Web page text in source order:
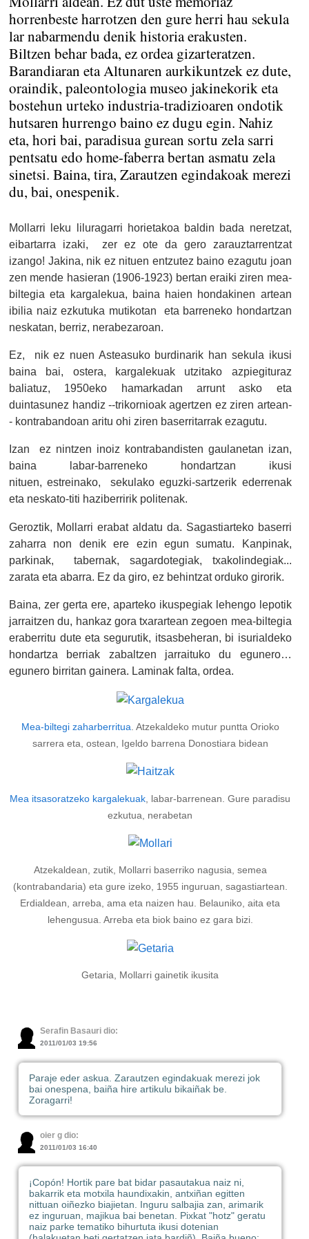
horrenbeste harrotzen den gure herri hau sekula
lar nabarmendu denik historia erakusten.
Biltzen behar bada, ez ordea gizarteratzen.
Barandiaran eta Altunaren aurkikuntzek ez dute,
oraindik, paleontologia museo jakinekorik eta
bostehun urteko industria-tradizioaren ondotik
hutsaren hurrengo baino ez dugu egin. Nahiz
eta, hori bai, paradisua gurean sortu zela sarri
pentsatu edo home-faberra bertan asmatu zela
sinetsi. Baina, tira, Zarautzen egindakoak merezi
du, bai, onespenik.
Mollarri leku liluragarri horietakoa baldin bada neretzat,
eibartarra izaki, zer ez ote da gero zarauztarrentzat
izango! Jakina, nik ez nituen entzutez baino ezagutu joan
zen mende hasieran (1906-1923) bertan eraiki ziren mea-
biltegia eta kargalekua, baina haien hondakinen artean
ibilia naiz ezkutuka mutikotan eta barreneko hondartzan
neskatan, berriz, nerabezaroan.
Ez, nik ez nuen Asteasuko burdinarik han sekula ikusi
baina bai, ostera, kargalekuak utzitako azpiegituraz
baliatuz, 1950eko hamarkadan arrunt asko eta
duintasunez handiz --trikornioak agertzen ez ziren artean-
- kontrabandoan aritu ohi ziren baserritarrak ezagutu.
Izan ez nintzen inoiz kontrabandisten gaulanetan izan,
baina labar-barreneko hondartzan ikusi
nituen, estreinako, sekulako eguzki-sartzerik ederrenak
eta neskato-titi haziberririk politenak.
Geroztik, Mollarri erabat aldatu da. Sagastiarteko baserri
zaharra non denik ere ezin egun sumatu. Kanpinak,
parkinak, tabernak, sagardotegiak, txakolindegiak...
zarata eta abarra. Ez da giro, ez behintzat orduko girorik.
Baina, zer gerta ere, aparteko ikuspegiak lehengo lepotik
jarraitzen du, hankaz gora txarartean zegoen mea-biltegia
eraberritu dute eta segurutik, itsasbeheran, bi isurialdeko
hondartza berriak zabaltzen jarraituko du egunero…
egunero birritan gainera. Laminak falta, ordea.
Mea-biltegi zaharberritua . Atzekaldeko mutur puntta Orioko
sarrera eta, ostean, Igeldo barrena Donostiara bidean
Mea itsasoratzeko kargalekuak , labar-barrenean. Gure paradisu
ezkutua, nerabetan
Atzekaldean, zutik, Mollarri baserriko nagusia, semea
(kontrabandaria) eta gure izeko, 1955 inguruan, sagastiartean.
Erdialdean, arreba, ama eta naizen hau. Belauniko, aita eta
lehengusua. Arreba eta biok baino ez gara bizi.
Getaria, Mollarri gainetik ikusita
Serafin Basauri dio:
2011/01/03 19:56
Paraje eder askua. Zarautzen egindakuak merezi jok
bai onespena, baiña hire artikulu bikaiñak be.
Zoragarri!
oier g dio:
2011/01/03 16:40
¡Copón! Hortik pare bat bidar pasautakua naiz ni,
bakarrik eta motxila haundixakin, antxiñan egitten
nittuan oiñezko biajietan. Inguru salbajia zan, arimarik
ez inguruan, majikua bai benetan. Pixkat "hotz" geratu
naiz parke tematiko bihurtuta ikusi dotenian